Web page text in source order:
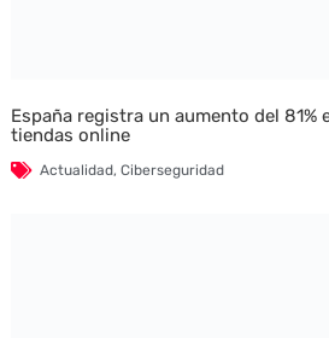
España registra un aumento del 81%
tiendas online
Actualidad, Ciberseguridad